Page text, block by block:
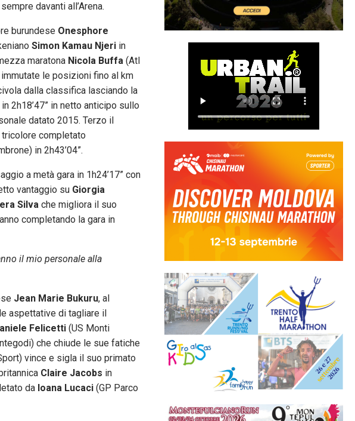
davanti all’Arena.
burundese Onesphore
Simon Kamau Njeri in
maratona Nicola Buffa (Atl
immutate le posizioni fino al km
dalla classifica lasciando la
in 2h18’47” in netto anticipo sullo
datato 2015. Terzo il
tricolore completato
in 2h43’04”.
a metà gara in 1h24’17” con
vantaggio su Giorgia
Silva che migliora il suo
completando la gara in
il mio personale alla
Jean Marie Bukuru, al
aspettative di tagliare il
Felicetti (US Monti
che chiude le sue fatiche
vince e sigla il suo primato
Claire Jacobs in
da Ioana Lucaci (GP Parco